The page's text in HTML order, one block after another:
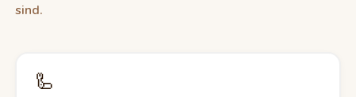
sind.
🦾